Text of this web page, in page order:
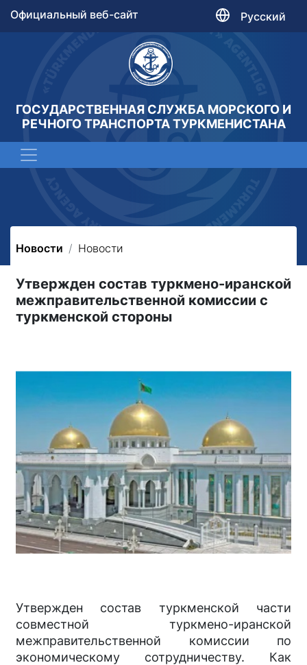
Официальный веб-сайт Русский
ГОСУДАРСТВЕННАЯ СЛУЖБА МОРСКОГО И
РЕЧНОГО ТРАНСПОРТА ТУРКМЕНИСТАНА
Новости Новости
Утвержден состав туркмено-иранской
межправительственной комиссии с
туркменской стороны
Утвержден состав туркменской части
совместной туркмено-иранской
межправительственной комиссии по
экономическому сотрудничеству. Как